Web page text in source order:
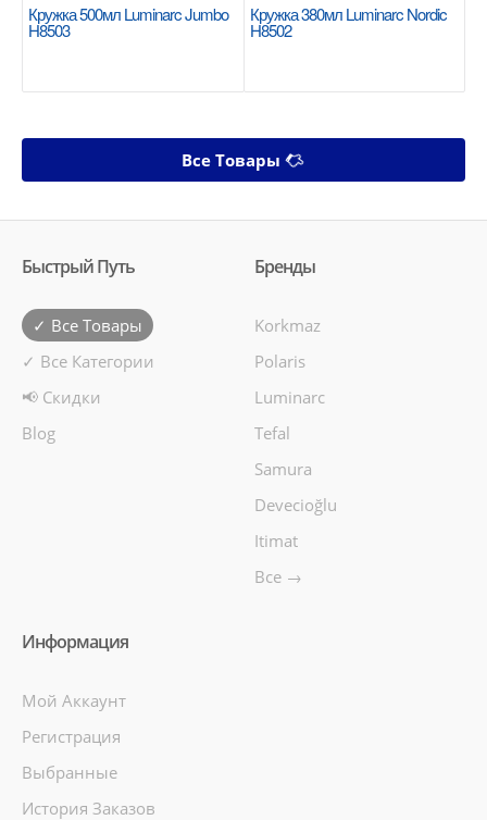
Кружка 500мл Luminarc Jumbo
H8503
Кружка 380мл Luminarc Nordic
H8502
Все Товары
Быстрый Путь
✓ Все Товары
✓ Все Категории
📢 Скидки
Blog
Бренды
Korkmaz
Polaris
Luminarc
Tefal
Samura
Devecioğlu
Itimat
Все →
Информация
Мой Аккаунт
Регистрация
Выбранные
История Заказов